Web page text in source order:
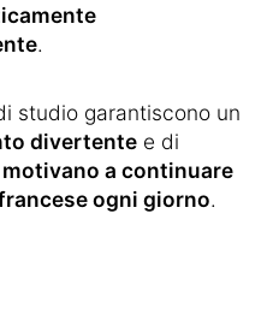
.
studio garantiscono un
divertente e di
motivano a continuare
ogni giorno.